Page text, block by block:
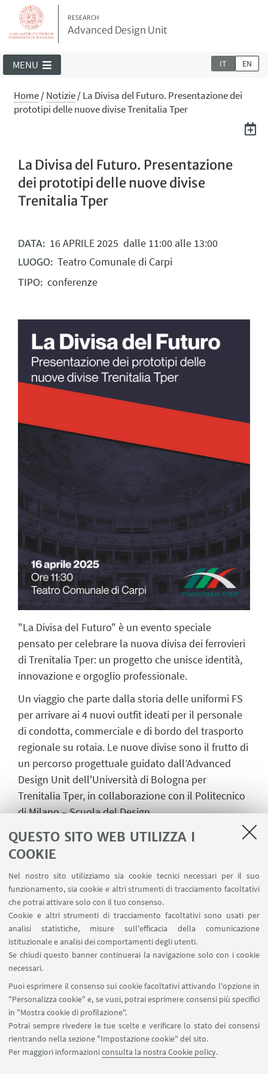
QUESTO SITO WEB UTILIZZA I
COOKIE
Nel nostro sito utilizziamo sia cookie tecnici necessari per il suo
funzionamento, sia cookie e altri strumenti di tracciamento facoltativi
che potrai attivare solo con il tuo consenso.
Cookie e altri strumenti di tracciamento facoltativi sono usati per
analisi statistiche, misure sull'efficacia della comunicazione
istituzionale e analisi dei comportamenti degli utenti.
Se chiudi questo banner continuerai la navigazione solo con i cookie
necessari.
Puoi esprimere il consenso sui cookie facoltativi attivando l'opzione in
"Personalizza cookie" e, se vuoi, potrai esprimere consensi più specifici
in "Mostra cookie di profilazione".
Potrai sempre rivedere le tue scelte e verificare lo stato dei consensi
rientrando nella sezione "Impostazione cookie" del sito.
Per maggiori informazioniconsulta la nostra Cookie policy.
RESEARCH
Advanced Design Unit
IT EN
MENU
Home/Notizie/La Divisa del Futuro. Presentazione dei
prototipi delle nuove divise Trenitalia Tper
La Divisa del Futuro. Presentazione
dei prototipi delle nuove divise
Trenitalia Tper
DATA: 16APRILE2025 dalle 11:00 alle 13:00
LUOGO: Teatro Comunale di Carpi
TIPO: conferenze
"La Divisa del Futuro" è un evento speciale
pensato per celebrare la nuova divisa dei ferrovieri
di Trenitalia Tper: un progetto che unisce identità,
innovazione e orgoglio professionale.
Un viaggio che parte dalla storia delle uniformi FS
per arrivare ai 4 nuovi outfit ideati per il personale
di condotta, commerciale e di bordo del trasporto
regionale su rotaia. Le nuove divise sono il frutto di
un percorso progettuale guidato dall’Advanced
Design Unit dell'Università di Bologna per
Trenitalia Tper, in collaborazione con il Politecnico
di Milano – Scuola del Design.
Il progetto ha coinvolto attivamente studenti e
docenti delle scuole di moda, design del prodotto
collezioni, una selezionata dall’azienda come
nuova uniforme del personale.
L'evento mette in scena questo percorso attraverso
videoracconti, testimonianze, un docufilm sul
processo creativo e una sfilata scenografica sul
palco del Teatro Comunale di Carpi, dove i
dipendenti-modelli di TTX presenteranno le nuove
divise.